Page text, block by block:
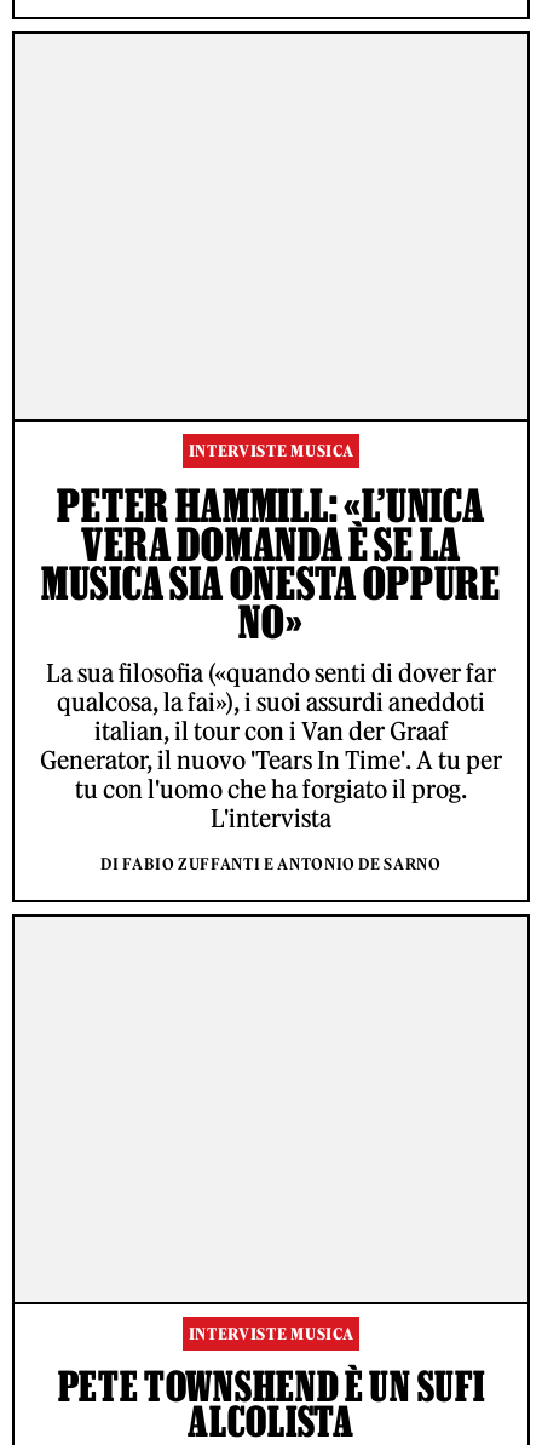
INTERVISTE MUSICA
PETER HAMMILL: «L’UNICA
VERA DOMANDA È SE LA
MUSICA SIA ONESTA OPPURE
NO»
La sua filosofia («quando senti di dover far
qualcosa, la fai»), i suoi assurdi aneddoti
italian, il tour con i Van der Graaf
Generator, il nuovo 'Tears In Time'. A tu per
tu con l'uomo che ha forgiato il prog.
L'intervista
DI FABIO ZUFFANTI E ANTONIO DE SARNO
INTERVISTE MUSICA
PETE TOWNSHEND È UN SUFI
ALCOLISTA